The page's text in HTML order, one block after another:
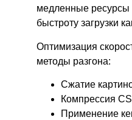
медленные ресурсы
быстроту загрузки
Оптимизация
методы разгона:
Сжатие
Компрессия
Применение